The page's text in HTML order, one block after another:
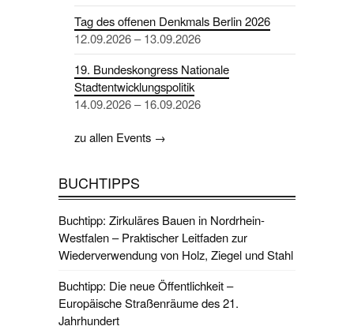
Tag des offenen Denkmals Berlin 2026
12.09.2026 – 13.09.2026
19. Bundeskongress Nationale
Stadtentwicklungspolitik
14.09.2026 – 16.09.2026
zu allen Events →
BUCHTIPPS
Buchtipp: Zirkuläres Bauen in Nordrhein-
Westfalen – Praktischer Leitfaden zur
Wiederverwendung von Holz, Ziegel und Stahl
Buchtipp: Die neue Öffentlichkeit –
Europäische Straßenräume des 21.
Jahrhundert